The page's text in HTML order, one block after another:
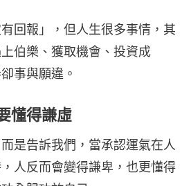
回報」，但人生很多事情，其
伯樂、獲取機會、投資成
事與願違。
懂得謙虛
是告訴我們，當承認運氣在人
人反而會變得謙卑，也更懂得